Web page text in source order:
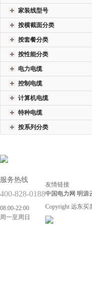
家装线型号
按横截面分类
按套餐分类
按性能分类
电力电缆
控制电缆
计算机电缆
特种电缆
按系列分类
服务热线
400-828-0188
08:00-22:00
周一至周日
友情链接
中国电力网 明源
Copyright 远东买